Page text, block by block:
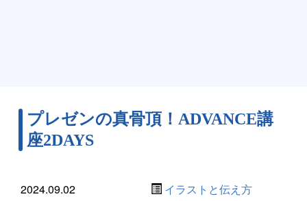
プレゼンの真骨頂！ADVANCE講
座2DAYS
2024.09.02 イラストと伝え方